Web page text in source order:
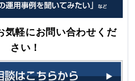
気軽にお問い合わせくだ
さい！